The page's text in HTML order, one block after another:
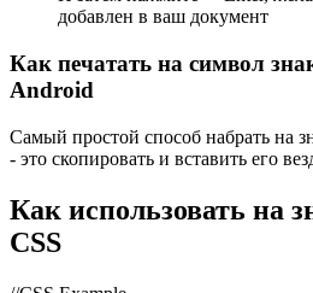
добавлен в ваш документ
Как печатать на символ
Android
Самый простой способ набрать на
- это скопировать и вставить его
Как использовать на
CSS